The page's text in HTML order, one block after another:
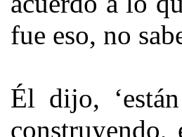
fue eso, no
Él dijo,
construyendo,